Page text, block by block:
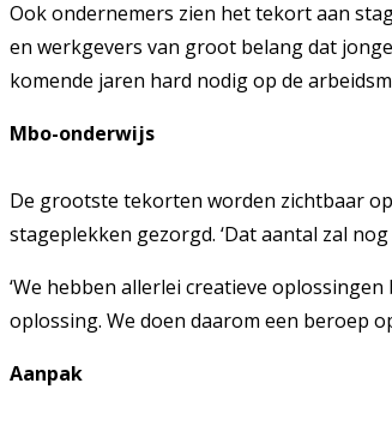
Ook ondernemers zien het tekort aan
en werkgevers van groot belang dat
komende jaren hard nodig op de
Mbo-onderwijs
De grootste tekorten worden zichtbaar
stageplekken gezorgd. ‘Dat aantal zal
‘We hebben allerlei creatieve
oplossing. We doen daarom een beroep
Aanpak